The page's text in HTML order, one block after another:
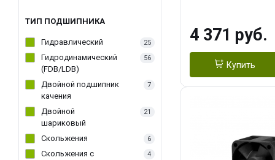
ТИП ПОДШИПНИКА
Гидравлический 25
Гидродинамический
(FDB/LDB)
56
Двойной подшипник
качения
7
Двойной
шариковый
21
Скольжения 6
Скольжения c
4
D：AM4、
4 371 руб.
Купить